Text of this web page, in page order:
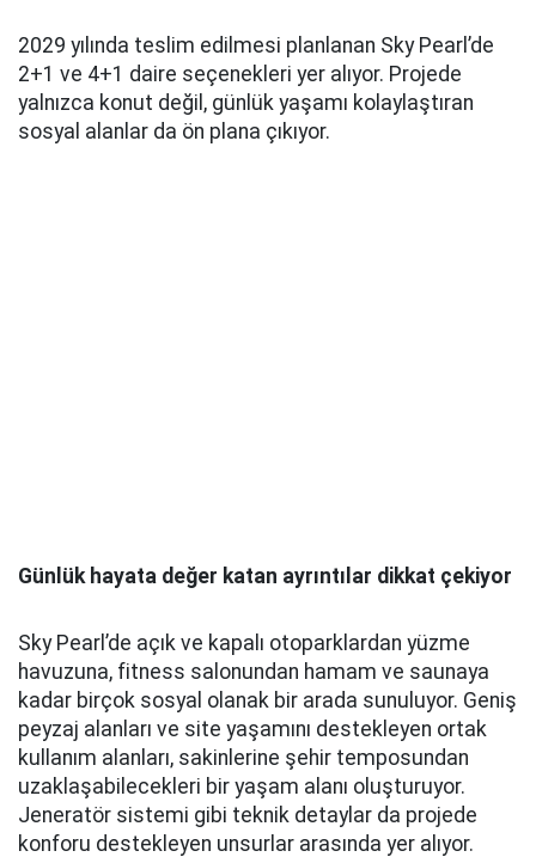
2029 yılında teslim edilmesi planlanan Sky Pearl’de
2+1 ve 4+1 daire seçenekleri yer alıyor. Projede
yalnızca konut değil, günlük yaşamı kolaylaştıran
sosyal alanlar da ön plana çıkıyor.
Günlük hayata değer katan ayrıntılar dikkat çekiyor
Sky Pearl’de açık ve kapalı otoparklardan yüzme
havuzuna, fitness salonundan hamam ve saunaya
kadar birçok sosyal olanak bir arada sunuluyor. Geniş
peyzaj alanları ve site yaşamını destekleyen ortak
kullanım alanları, sakinlerine şehir temposundan
uzaklaşabilecekleri bir yaşam alanı oluşturuyor.
Jeneratör sistemi gibi teknik detaylar da projede
konforu destekleyen unsurlar arasında yer alıyor.